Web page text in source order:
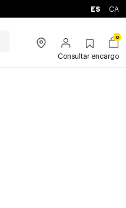
ES CA
0
Consultar encargo